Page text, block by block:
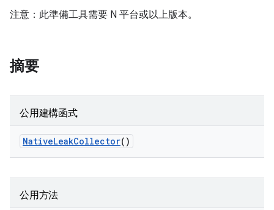
注意：此準備工具需要 N 平台或以上版本。
摘要
公用建構函式
NativeLeakCollector()
公用方法